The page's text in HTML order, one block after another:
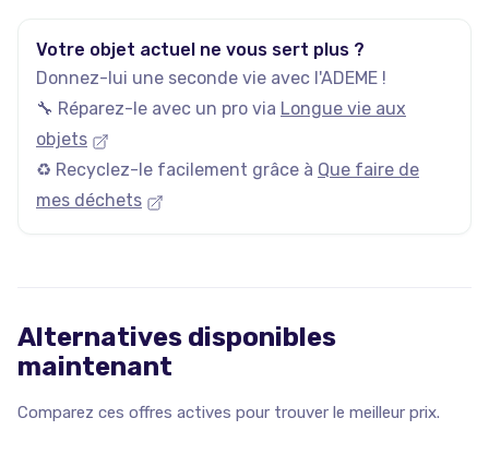
Votre objet actuel ne vous sert plus ?
Donnez-lui une seconde vie avec l'ADEME !
🔧 Réparez-le avec un pro via Longue vie aux
objets
♻️ Recyclez-le facilement grâce à Que faire de
mes déchets
Alternatives disponibles
maintenant
Comparez ces offres actives pour trouver le meilleur prix.